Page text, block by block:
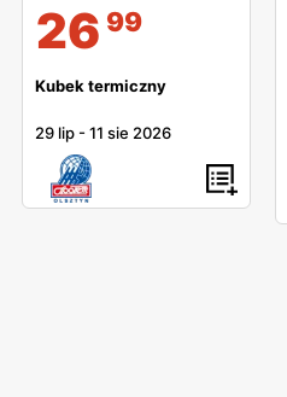
26 99
Kubek termiczny
29 lip -11 sie 2026